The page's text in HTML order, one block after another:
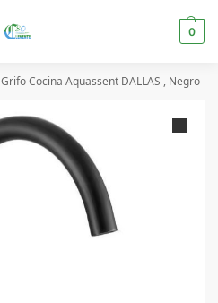
0
Grifo Cocina Aquassent DALLAS , Negro